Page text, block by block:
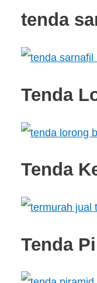
tenda
Tenda
Tenda
Tenda